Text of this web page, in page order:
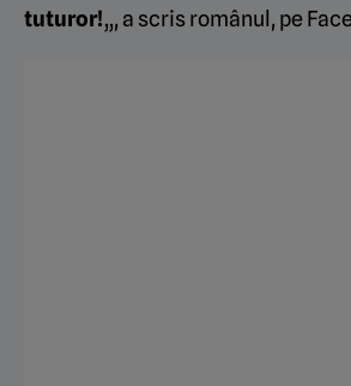
tuturor!„, a scris românul, pe